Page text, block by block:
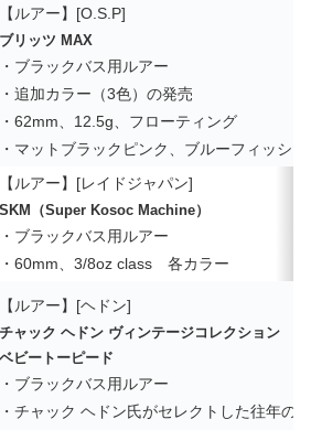
【ルアー】[O.S.P]
ブリッツ MAX
・ブラックバス用ルアー
・追加カラー（3色）の発売
・62mm、12.5g、フローティング
・マットブラックピンク、ブルーフィッシ
【ルアー】[レイドジャパン]
SKM（Super Kosoc Machine）
・ブラックバス用ルアー
・60mm、3/8oz class 各カラー
【ルアー】[ヘドン]
チャック ヘドン ヴィンテージコレクション
ベビートーピード
・ブラックバス用ルアー
・チャック ヘドン氏がセレクトした往年の